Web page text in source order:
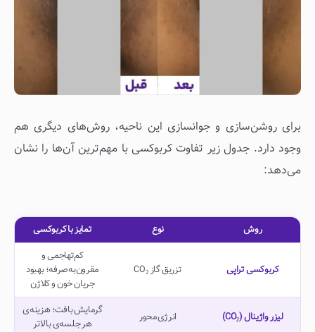
برای روشن‌سازی و جوانسازی این ناحیه، روش‌های دیگری هم
وجود دارد. جدول زیر تفاوت کربوکسی با مهم‌ترین آن‌ها را نشان
می‌دهد:
روش نوع تمایز با کربوکسی
کربوکسی تراپی تزریق گاز CO₂
کم‌تهاجمی و
مقرون‌به‌صرفه؛ بهبود
جریان خون و کلاژن
لیزر واژینال (CO₂) انرژی‌محور
گرمایش بافت؛ هزینه‌ی
هر جلسه‌ی بالاتر